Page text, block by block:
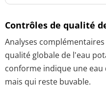
Contrôles de qualité
Analyses
qualité globale de l'eau
conforme indique une
mais qui reste buvable.